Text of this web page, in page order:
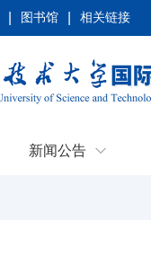
图书馆 相关链接
新闻公告